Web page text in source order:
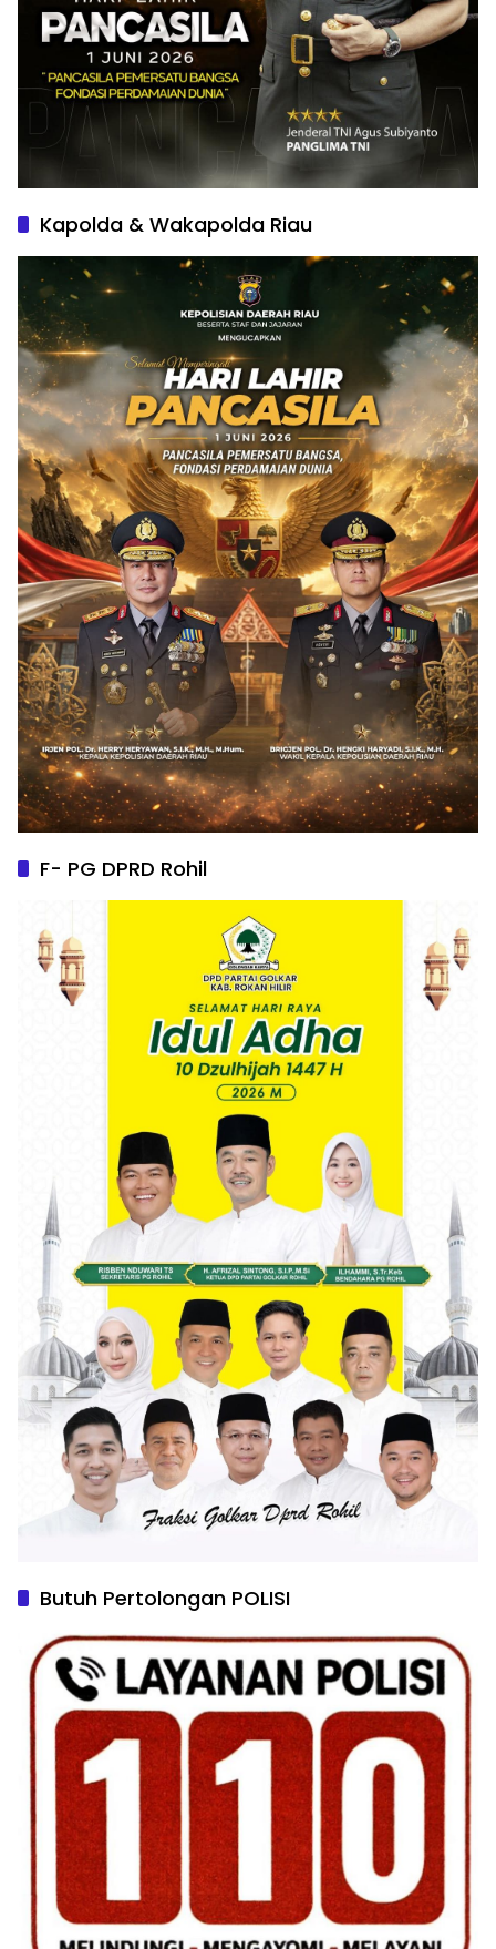
Kapolda & Wakapolda Riau
F- PG DPRD Rohil
Butuh Pertolongan POLISI